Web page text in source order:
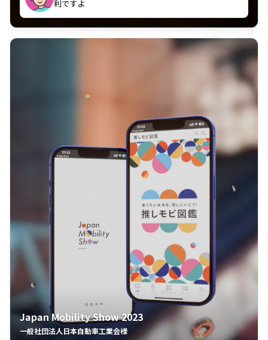
中京テレビのおもしろ番組が視聴可能地域外からも見
Japan Mobility Show 2023
一般社団法人日本自動車工業会様